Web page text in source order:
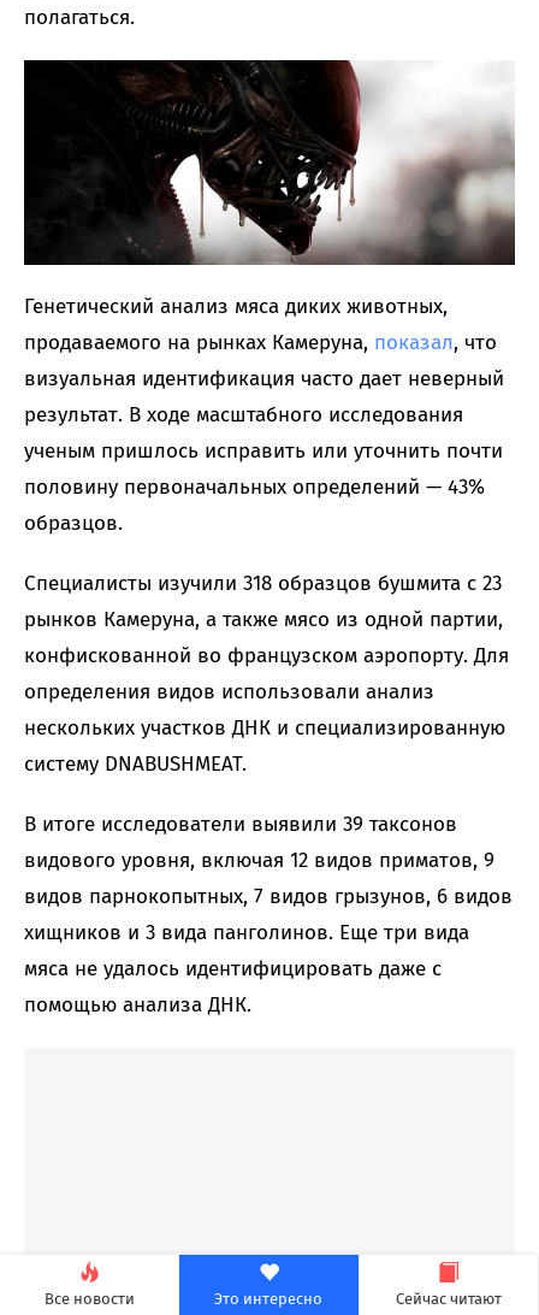
Все новости Это интересно Сейчас читают
полагаться.
Генетический анализ мяса диких животных,
продаваемого на рынках Камеруна, показал, что
визуальная идентификация часто дает неверный
результат. В ходе масштабного исследования
ученым пришлось исправить или уточнить почти
половину первоначальных определений — 43%
образцов.
Специалисты изучили 318 образцов бушмита с 23
рынков Камеруна, а также мясо из одной партии,
конфискованной во французском аэропорту. Для
определения видов использовали анализ
нескольких участков ДНК и специализированную
систему DNABUSHMEAT.
В итоге исследователи выявили 39 таксонов
видового уровня, включая 12 видов приматов, 9
видов парнокопытных, 7 видов грызунов, 6 видов
хищников и 3 вида панголинов. Еще три вида
мяса не удалось идентифицировать даже с
помощью анализа ДНК.